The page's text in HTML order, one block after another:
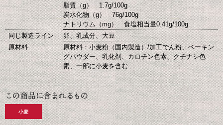
脂質（g） 1.7g/100g
炭水化物（g） 76g/100g
ナトリウム（mg） 食塩相当量0.41g/100g
同じ製造ライン
卵、乳成分、大豆
原材料
原材料：小麦粉（国内製造）/加工でん粉、ベーキン
グパウダー、乳化剤、カロチン色素、クチナシ色
素、一部に小麦を含む
小麦